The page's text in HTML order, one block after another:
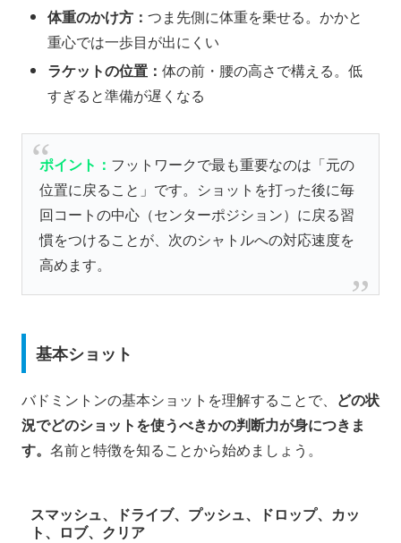
体重のかけ方：つま先側に体重を乗せる。かかと
重心では一歩目が出にくい
ラケットの位置：体の前・腰の高さで構える。低
すぎると準備が遅くなる
ポイント： フットワークで最も重要なのは「元の
位置に戻ること」です。ショットを打った後に毎
回コートの中心（センターポジション）に戻る習
慣をつけることが、次のシャトルへの対応速度を
高めます。
基本ショット
バドミントンの基本ショットを理解することで、 どの状
況でどのショットを使うべきかの判断力が身につきま
す。 名前と特徴を知ることから始めましょう。
スマッシュ、ドライブ、プッシュ、ドロップ、カッ
ト、ロブ、クリア